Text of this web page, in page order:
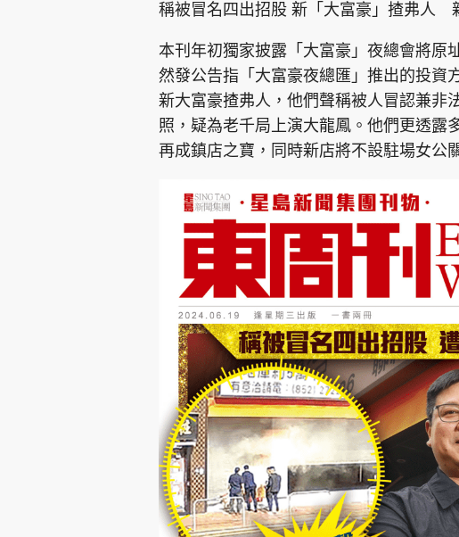
稱被冒名四出招股 新「大富豪」揸弗人
本刊年初獨家披露「大富豪」夜總會將原
然發公告指「大富豪夜總匯」推出的投資
新大富豪揸弗人，他們聲稱被人冒認兼非
照，疑為老千局上演大龍鳳。他們更透露
再成鎮店之寶，同時新店將不設駐場女公